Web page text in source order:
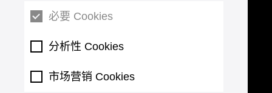
必要 Cookies
分析性 Cookies
市场营销 Cookies